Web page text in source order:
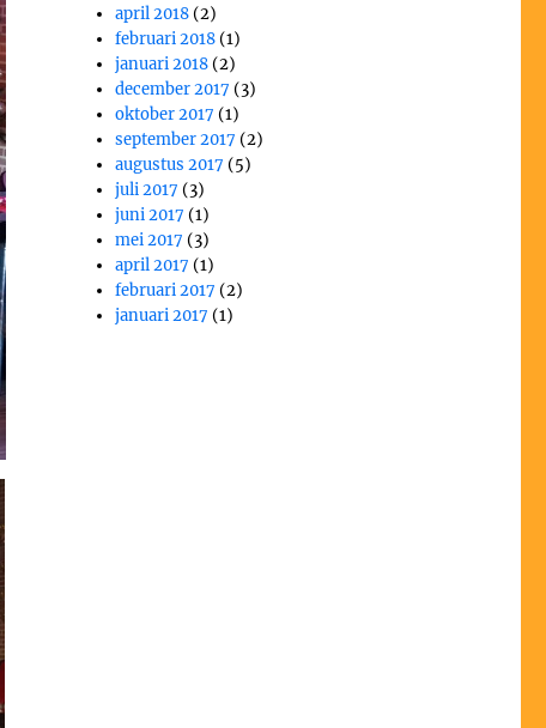
april 2018(2)
februari 2018(1)
januari 2018(2)
december 2017 (3)
oktober 2017 (1)
september 2017 (2)
augustus 2017 (5)
juli 2017 (3)
juni 2017 (1)
mei 2017 (3)
april 2017 (1)
februari 2017 (2)
januari 2017 (1)